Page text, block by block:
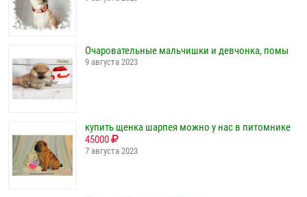
Очаровательные мальчишки и девчонка, помы
9 августа 2023
купить щенка шарпея можно у нас в питомнике
45000
7 августа 2023